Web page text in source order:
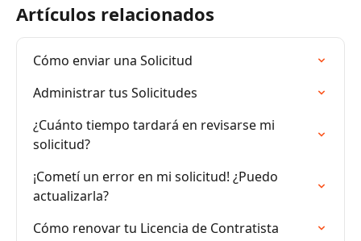
Artículos relacionados
Cómo enviar una Solicitud
Administrar tus Solicitudes
¿Cuánto tiempo tardará en revisarse mi
solicitud?
¡Cometí un error en mi solicitud! ¿Puedo
actualizarla?
Cómo renovar tu Licencia de Contratista